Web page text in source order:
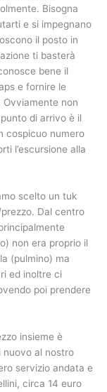
Bisogna
e si impegnano
il posto in
ti basterà
bene il
e fornire le
non
di arrivo è il
cospicuo numero
l’escursione alla
scelto un tuk
Dal centro
non era proprio il
(pulmino) ma
ed inoltre ci
poi prendere
insieme è
al nostro
servizio andata e
circa 14 euro